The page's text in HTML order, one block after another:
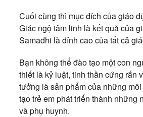
Cuối cùng thì mục đích của giáo
Giác ngộ tâm linh là kết quả của
Samadhi là đỉnh cao của tất cả
Bạn không thể đào tạo một con
thiết là kỷ luật, tinh thần cứng rắn
tưởng là sản phẩm của những
tạo trẻ em phát triển thành
và phụ huynh.